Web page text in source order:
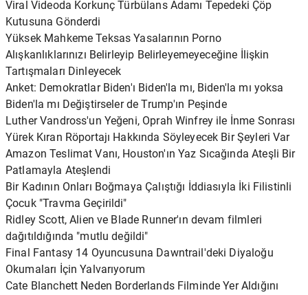
Viral Videoda Korkunç Türbülans Adamı Tepedeki Çöp
Kutusuna Gönderdi
Yüksek Mahkeme Teksas Yasalarının Porno
Alışkanlıklarınızı Belirleyip Belirleyemeyeceğine İlişkin
Tartışmaları Dinleyecek
Anket: Demokratlar Biden'ı Biden'la mı, Biden'la mı yoksa
Biden'la mı Değiştirseler de Trump'ın Peşinde
Luther Vandross'un Yeğeni, Oprah Winfrey ile İnme Sonrası
Yürek Kıran Röportajı Hakkında Söyleyecek Bir Şeyleri Var
Amazon Teslimat Vanı, Houston'ın Yaz Sıcağında Ateşli Bir
Patlamayla Ateşlendi
Bir Kadının Onları Boğmaya Çalıştığı İddiasıyla İki Filistinli
Çocuk "Travma Geçirildi"
Ridley Scott, Alien ve Blade Runner'ın devam filmleri
dağıtıldığında "mutlu değildi"
Final Fantasy 14 Oyuncusuna Dawntrail'deki Diyaloğu
Okumaları İçin Yalvarıyorum
Cate Blanchett Neden Borderlands Filminde Yer Aldığını